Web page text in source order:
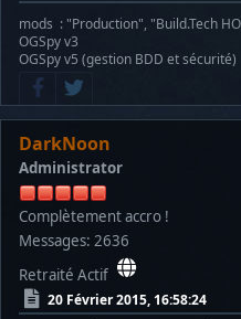
mods : "Production", "Build.Tech
OGSpy v3
OGSpy v5 (gestion BDD et sécurité)
DarkNoon
Administrator
Complètement accro !
Messages: 2636
Retraité Actif
20 Février 2015, 16:58:24